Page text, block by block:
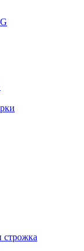
строжка